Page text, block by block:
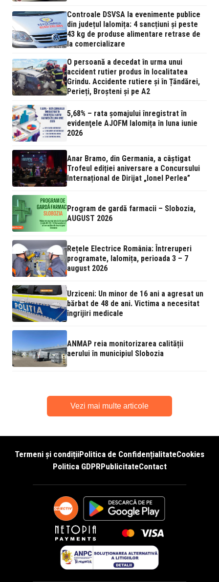
Controale DSVSA la evenimente publice
din județul Ialomița: 4 sancțiuni și peste
43 kg de produse alimentare retrase de
la comercializare
O persoană a decedat în urma unui
accident rutier produs în localitatea
Grindu. Accidente rutiere și în Țăndărei,
Perieți, Broșteni și pe A2
5,68% – rata şomajului înregistrat în
evidenţele AJOFM Ialomița în luna iunie
2026
Anar Bramo, din Germania, a câștigat
Trofeul ediției aniversare a Concursului
Internațional de Dirijat „Ionel Perlea”
Program de gardă farmacii – Slobozia,
AUGUST 2026
Rețele Electrice România: Întreruperi
programate, Ialomița, perioada 3 – 7
august 2026
Urziceni: Un minor de 16 ani a agresat un
bărbat de 48 de ani. Victima a necesitat
îngrijiri medicale
ANMAP reia monitorizarea calității
aerului în municipiul Slobozia
Vezi mai multe articole
Termeni și condițiiPolitica de ConfidențialitateCookies
Politica GDPRPublicitateContact